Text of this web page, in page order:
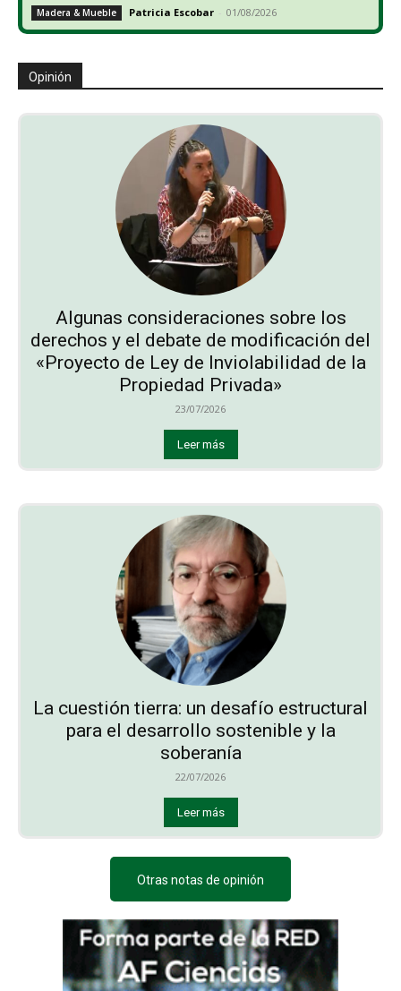
Madera & Mueble Patricia Escobar - 01/08/2026
Opinión
Algunas consideraciones sobre los
derechos y el debate de modificación del
«Proyecto de Ley de Inviolabilidad de la
Propiedad Privada»
23/07/2026
Leer más
La cuestión tierra: un desafío estructural
para el desarrollo sostenible y la
soberanía
22/07/2026
Leer más
Otras notas de opinión